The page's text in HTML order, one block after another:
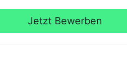
Jetzt Bewerben